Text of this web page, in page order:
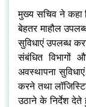
मुख्य सचिव ने कहा
बेहतर माहौल
सुविधाएं उपलब्ध
संबंधित विभागों
अवस्थापना सुविधाएं
करने तथा
उठाने के निर्देश देते